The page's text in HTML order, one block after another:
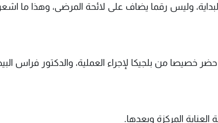
وليس رقما يضاف على لائحة المرضى، وهذا ما اشعر
خصيصا من بلجيكا لإجراء العملية، والدكتور فراس
المركزة وبعدها.